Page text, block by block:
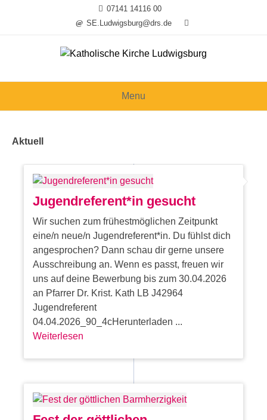
07141 14116 00
SE.Ludwigsburg@drs.de
Menu
Aktuell
Jugendreferent*in gesucht
Wir suchen zum frühestmöglichen Zeitpunkt
eine/n neue/n Jugendreferent*in. Du fühlst dich
angesprochen? Dann schau dir gerne unsere
Ausschreibung an. Wenn es passt, freuen wir
uns auf deine Bewerbung bis zum 30.04.2026
an Pfarrer Dr. Krist. Kath LB J42964
Jugendreferent
04.04.2026_90_4cHerunterladen ...
Weiterlesen